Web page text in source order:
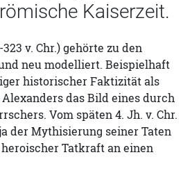
Kaiserzeit.
v. Chr.) gehörte zu den
neu modelliert. Beispielhaft
historischer Faktizität als
das Bild eines durch
Vom späten 4. Jh. v. Chr.
der Mythisierung seiner Taten
Tatkraft an einen